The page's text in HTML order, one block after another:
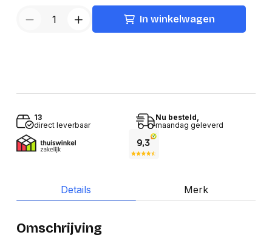
In winkelwagen
13
direct leverbaar
Nu besteld,
maandag geleverd
Details Merk
Omschrijving